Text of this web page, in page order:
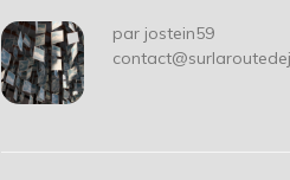
par jostein59